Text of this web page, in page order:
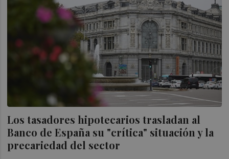
Los tasadores hipotecarios trasladan al
Banco de España su "crítica" situación y la
precariedad del sector